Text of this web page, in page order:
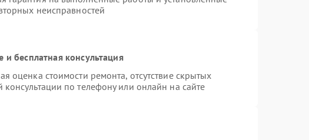
неисправностей
бесплатная консультация
оценка стоимости ремонта, отсутствие скрытых
по телефону или онлайн на сайте